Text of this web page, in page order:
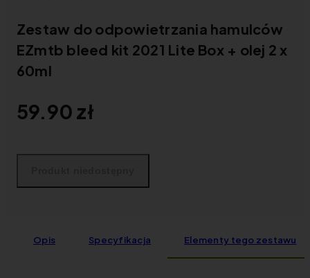
Zestaw do odpowietrzania hamulców
EZmtb bleed kit 2021 Lite Box + olej 2 x
60ml
59.90 zł
Opis Specyfikacja Elementy tego zestawu